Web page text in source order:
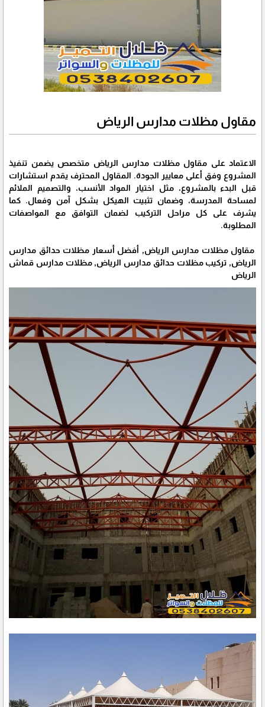
مقاول مظلات مدارس الرياض
الاعتماد على مقاول مظلات مدارس الرياض متخصص يضمن تنفيذ
المشروع وفق أعلى معايير الجودة. المقاول المحترف يقدم استشارات
قبل البدء بالمشروع، مثل اختيار المواد الأنسب، والتصميم الملائم
لمساحة المدرسة، وضمان تثبيت الهيكل بشكل آمن وفعال. كما
يشرف على كل مراحل التركيب لضمان التوافق مع المواصفات
المطلوبة.
مقاول مظلات مدارس الرياض, أفضل أسعار مظلات حدائق مدارس
الرياض, تركيب مظلات حدائق مدارس الرياض, مظلات مدارس قماش
الرياض